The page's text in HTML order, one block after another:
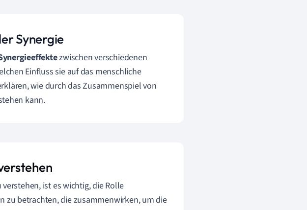
Synergie
zwischen verschiedenen
Einfluss sie auf das menschliche
wie durch das Zusammenspiel von
kann.
ist es wichtig, die Rolle
zu betrachten, die zusammenwirken, um die